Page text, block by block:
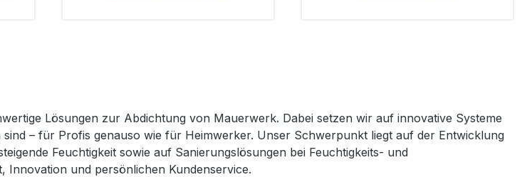
Lösungen zur Abdichtung von Mauerwerk. Dabei setzen wir auf innovative Systeme
– für Profis genauso wie für Heimwerker. Unser Schwerpunkt liegt auf der Entwicklung
Feuchtigkeit sowie auf Sanierungslösungen bei Feuchtigkeits- und
Innovation und persönlichen Kundenservice.